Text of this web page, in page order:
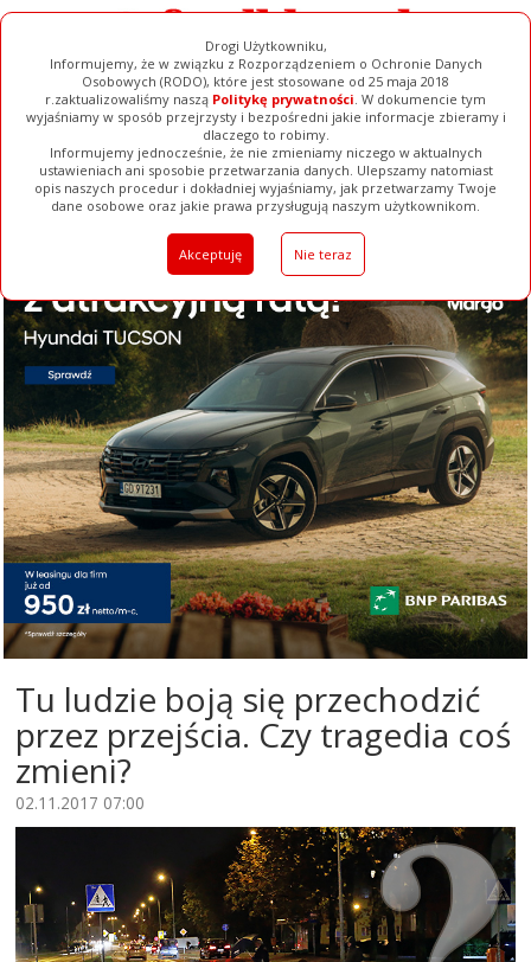
Drogi Użytkowniku,
Informujemy, że w związku z Rozporządzeniem o Ochronie Danych
Osobowych (RODO), które jest stosowane od 25 maja 2018
r.zaktualizowaliśmy naszą Politykę prywatności. W dokumencie tym
wyjaśniamy w sposób przejrzysty i bezpośredni jakie informacje zbieramy i
dlaczego to robimy.
Informujemy jednocześnie, że nie zmieniamy niczego w aktualnych
ustawieniach ani sposobie przetwarzania danych. Ulepszamy natomiast
opis naszych procedur i dokładniej wyjaśniamy, jak przetwarzamy Twoje
dane osobowe oraz jakie prawa przysługują naszym użytkownikom.
Akceptuję Nie teraz
Ogłoszenia Filmy Galerie Baza Firm Pełna Wersja
Tu ludzie boją się przechodzić
przez przejścia. Czy tragedia coś
zmieni?
02.11.2017 07:00